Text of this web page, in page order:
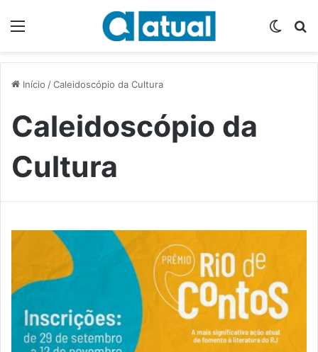
Início /Caleidoscópio da Cultura
Caleidoscópio da
Cultura